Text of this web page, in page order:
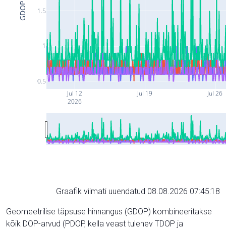
Jul 12
2026
Jul 19 Jul 26
0.5
1
1.5
GDOP
Graafik viimati uuendatud 08.08.2026 07:45:18
Geomeetrilise täpsuse hinnangus (GDOP) kombineeritakse
kõik DOP-arvud (PDOP, kella veast tulenev TDOP ja